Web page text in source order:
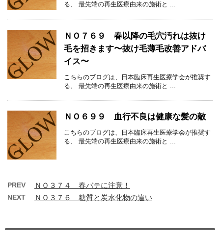
る、 最先端の再生医療由来の施術と ...
ＮＯ７６９ 春以降の毛穴汚れは抜け
毛を招きます〜抜け毛薄毛改善アドバ
イス〜
こちらのブログは、日本臨床再生医療学会が推奨す
る、 最先端の再生医療由来の施術と ...
ＮＯ６９９ 血行不良は健康な髪の敵
こちらのブログは、日本臨床再生医療学会が推奨す
る、 最先端の再生医療由来の施術と ...
PREV ＮＯ３７４ 春バテに注意！
NEXT ＮＯ３７６ 糖質と炭水化物の違い